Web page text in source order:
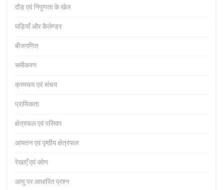
दौड़ एवं निपुणता के खेल
घड़ियाँ और कैलेण्डर
बीजगणित
समीकरण
क्रमचय एवं संचय
प्रायिकता
क्षेत्रफल एवं परिमाप
आयतन एवं पृष्ठीय क्षेत्रफल
रेखाएँ एवं कोण
आयु पर आधारित प्रश्न